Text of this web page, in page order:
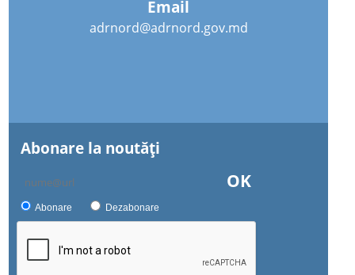
Email
adrnord@adrnord.gov.md
Abonare la noutăţi
OK
Abonare Dezabonare